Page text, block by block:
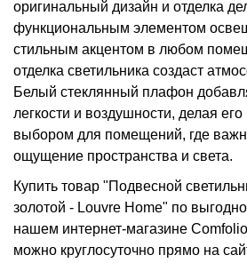
оригинальный дизайн и отделка
функциональным элементом
стильным акцентом в любом
отделка светильника создаст
Белый стеклянный плафон
легкости и воздушности, делая
выбором для помещений, где
ощущение пространства и света.
Купить товар "Подвесной
золотой - Louvre Home" по
нашем интернет-магазине
можно круглосуточно прямо на